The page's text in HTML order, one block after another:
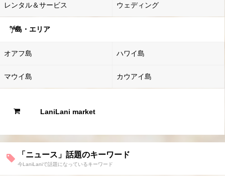
レンタル＆サービス ウェディング
島・エリア
オアフ島 ハワイ島
マウイ島 カウアイ島
LaniLani market
「ニュース」話題のキーワード
今LaniLaniで話題になっているキーワード